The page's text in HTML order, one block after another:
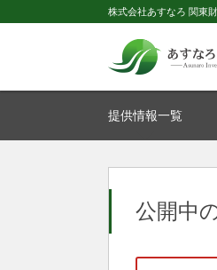
株式会社あすなろ 関東
提供情報一覧
公開中